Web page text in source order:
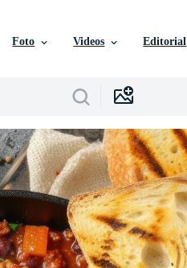
Foto Videos Editorial